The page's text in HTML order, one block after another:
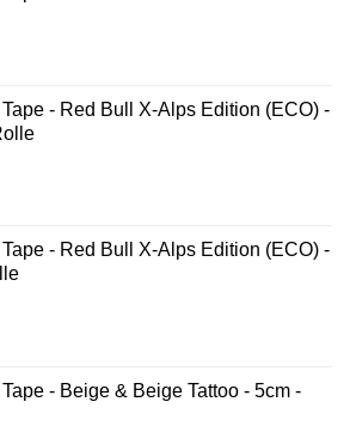
- Red Bull X-Alps Edition (ECO) -
- Red Bull X-Alps Edition (ECO) -
- Beige & Beige Tattoo - 5cm -